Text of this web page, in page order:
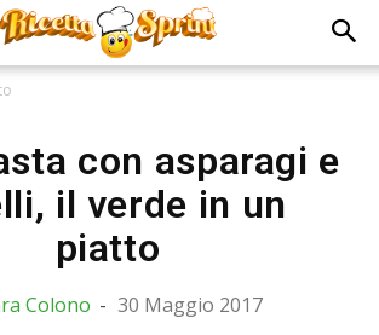
con asparagi e
il verde in un
piatto
Colono - 30 Maggio 2017